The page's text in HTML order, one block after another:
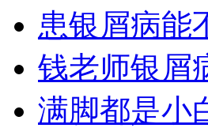
患银屑病能
钱老师银屑
满脚都是小